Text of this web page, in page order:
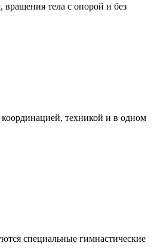
тела с опорой и без
техникой и в одном
специальные гимнастические